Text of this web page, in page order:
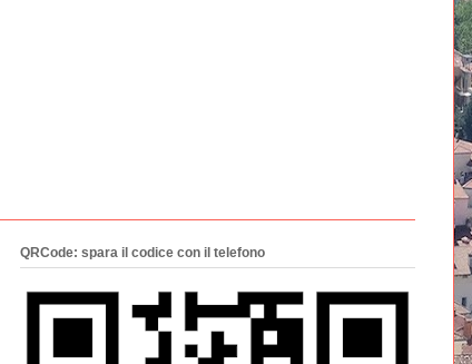
QRCode: spara il codice con il telefono